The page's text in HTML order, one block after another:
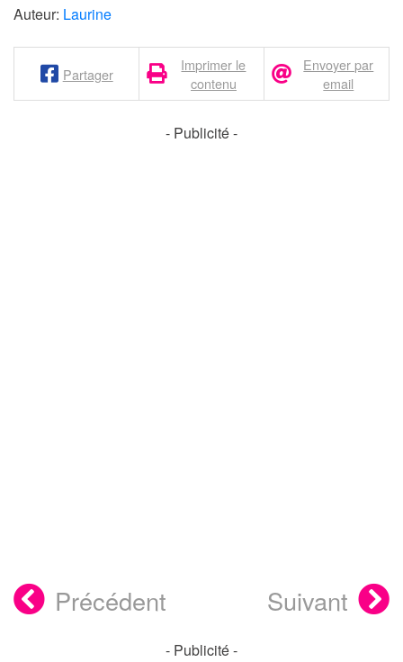
Auteur: Laurine
Partager
Imprimer le
contenu
Envoyer par
email
- Publicité -
Précédent Suivant
- Publicité -